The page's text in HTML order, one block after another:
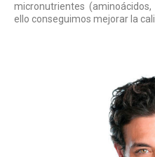
micronutrientes
ello conseguimos mejorar la